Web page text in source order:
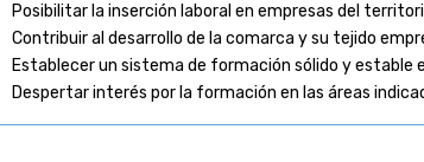
Posibilitar la inserción laboral en empresas del
Contribuir al desarrollo de la comarca y su tejido
Establecer un sistema de formación sólido y estable
Despertar interés por la formación en las áreas